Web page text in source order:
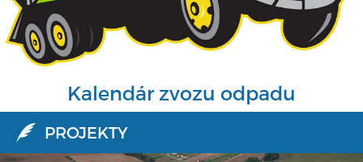
Kalendár zvozu odpadu
PROJEKTY